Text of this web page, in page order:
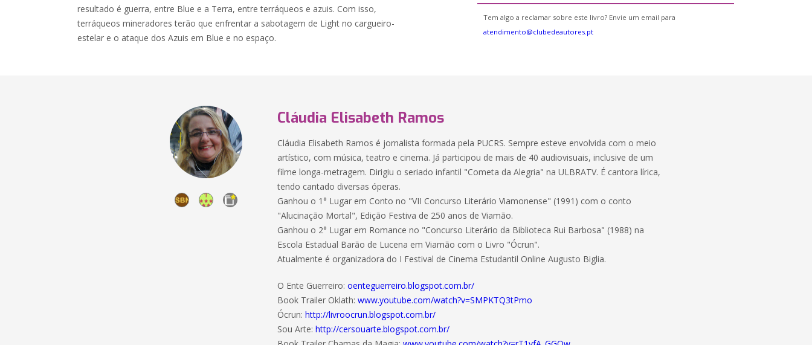
resultado é guerra, entre Blue e a Terra, entre terráqueos e azuis. Com isso,
terráqueos mineradores terão que enfrentar a sabotagem de Light no cargueiro-
estelar e o ataque dos Azuis em Blue e no espaço.
Tem algo a reclamar sobre este livro? Envie um email para
atendimento@clubedeautores.pt
Cláudia Elisabeth Ramos
Cláudia Elisabeth Ramos é jornalista formada pela PUCRS. Sempre esteve envolvida com o meio
artístico, com música, teatro e cinema. Já participou de mais de 40 audiovisuais, inclusive de um
filme longa-metragem. Dirigiu o seriado infantil "Cometa da Alegria" na ULBRATV. É cantora lírica,
tendo cantado diversas óperas.
Ganhou o 1° Lugar em Conto no "VII Concurso Literário Viamonense" (1991) com o conto
"Alucinação Mortal", Edição Festiva de 250 anos de Viamão.
Ganhou o 2° Lugar em Romance no "Concurso Literário da Biblioteca Rui Barbosa" (1988) na
Escola Estadual Barão de Lucena em Viamão com o Livro "Ócrun".
Atualmente é organizadora do I Festival de Cinema Estudantil Online Augusto Biglia.
O Ente Guerreiro:oenteguerreiro.blogspot.com.br/
Book Trailer Oklath:www.youtube.com/watch?v=SMPKTQ3tPmo
Ócrun:http://livroocrun.blogspot.com.br/
Sou Arte:http://cersouarte.blogspot.com.br/